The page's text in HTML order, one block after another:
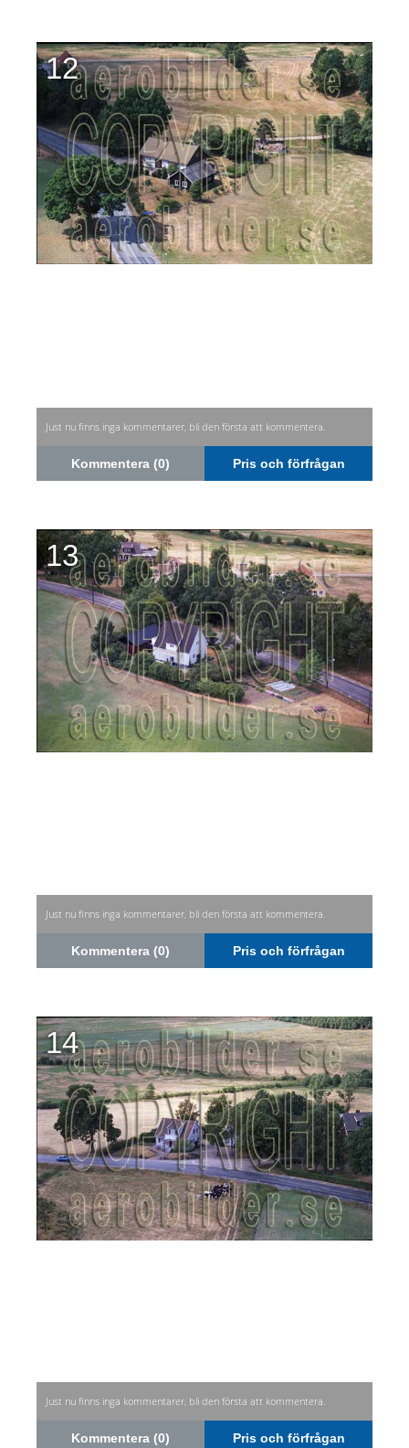
12
Just nu finns inga kommentarer, bli den första att kommentera.
Kommentera (0) Pris och förfrågan
13
Just nu finns inga kommentarer, bli den första att kommentera.
Kommentera (0) Pris och förfrågan
14
Just nu finns inga kommentarer, bli den första att kommentera.
Kommentera (0) Pris och förfrågan